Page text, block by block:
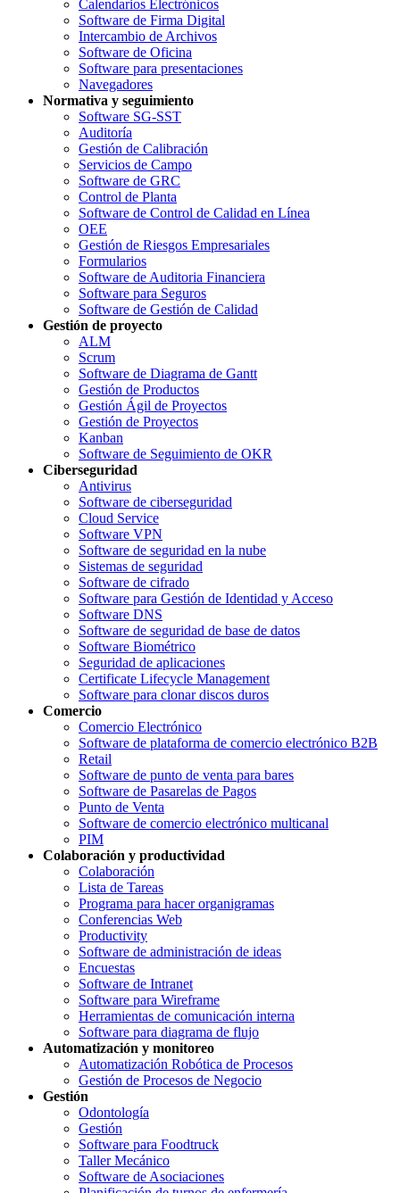
Calendarios Electrónicos
Software de Firma Digital
Intercambio de Archivos
Software de Oficina
Software para presentaciones
Navegadores
Normativa y seguimiento
Software SG-SST
Auditoría
Gestión de Calibración
Servicios de Campo
Software de GRC
Control de Planta
Software de Control de Calidad en Línea
OEE
Gestión de Riesgos Empresariales
Formularios
Software de Auditoria Financiera
Software para Seguros
Software de Gestión de Calidad
Gestión de proyecto
ALM
Scrum
Software de Diagrama de Gantt
Gestión de Productos
Gestión Ágil de Proyectos
Gestión de Proyectos
Kanban
Software de Seguimiento de OKR
Ciberseguridad
Antivirus
Software de ciberseguridad
Cloud Service
Software VPN
Software de seguridad en la nube
Sistemas de seguridad
Software de cifrado
Software para Gestión de Identidad y Acceso
Software DNS
Software de seguridad de base de datos
Software Biométrico
Seguridad de aplicaciones
Certificate Lifecycle Management
Software para clonar discos duros
Comercio
Comercio Electrónico
Software de plataforma de comercio electrónico B2B
Retail
Software de punto de venta para bares
Software de Pasarelas de Pagos
Punto de Venta
Software de comercio electrónico multicanal
PIM
Colaboración y productividad
Colaboración
Lista de Tareas
Programa para hacer organigramas
Conferencias Web
Productivity
Software de administración de ideas
Encuestas
Software de Intranet
Software para Wireframe
Herramientas de comunicación interna
Software para diagrama de flujo
Automatización y monitoreo
Automatización Robótica de Procesos
Gestión de Procesos de Negocio
Gestión
Odontología
Gestión
Software para Foodtruck
Taller Mecánico
Software de Asociaciones